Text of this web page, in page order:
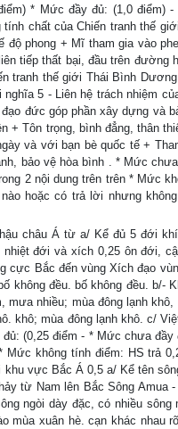
* Mức đầy đủ: (1,0 điểm) -
chất của Chiến tranh thế
độ phong + Mĩ tham gia vào
tiếp thất bại, đầu trên đường
tranh thế giới Thái Bình
5 - Liên hệ trách nhiệm
đức góp phần xây dựng và
+ Tôn trọng, bình đẳng, thân
và với bạn bè quốc tế +
bảo vệ hòa bình . * Mức
2 nội dung trên trên * Mức
hoặc có trả lời nhưng
châu Á từ a/ Kể đủ 5 đới
đới và xích 0,25 ôn đới,
cực Bắc đến vùng Xích đạo
đều. bố không đều. b/-
mưa nhiều; mùa đông lạnh
khô; mùa đông lạnh khô. c/
(0,25 điểm - * Mức chưa đầy
không tính điểm: HS trả
vực Bắc Á 0,5 a/ Kể tên
từ Nam lên Bắc Sông Amua
ngòi dày đặc, có nhiều sông
mùa xuân hè. cạn khác nhau